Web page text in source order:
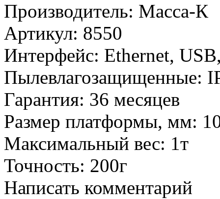
Производитель: Масса-К
Артикул: 8550
Интерфейс: Ethernet,
Пылевлагозащищенные:
Гарантия: 36 месяцев
Размер платформы, мм:
Максимальный вес: 1т
Точность: 200г
Написать комментарий